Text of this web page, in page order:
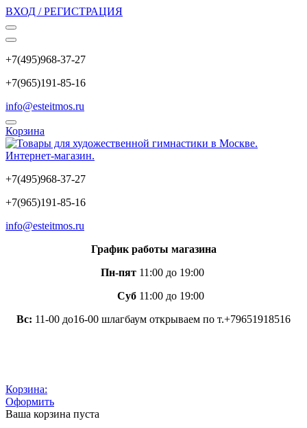
ВХОД / РЕГИСТРАЦИЯ
+7(495)968-37-27
+7(965)191-85-16
info@esteitmos.ru
Корзина
+7(495)968-37-27
+7(965)191-85-16
info@esteitmos.ru
График работы магазина
Пн-пят11:00 до 19:00
Суб11:00 до 19:00
Вс: 11-00 до16-00 шлагбаум открываем по т.+79651918516
Корзина:
Оформить
Ваша корзина пуста